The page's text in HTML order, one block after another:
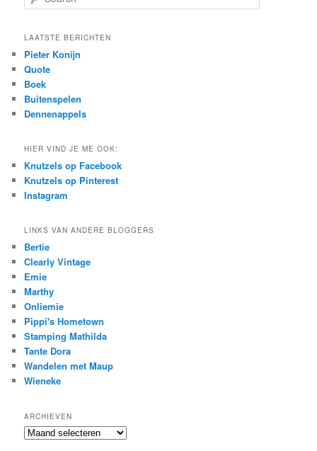
e
r
h
LAATSTE BERICHTEN
Pieter Konijn
Quote
Boek
Buitenspelen
Dennenappels
HIER VIND JE ME OOK:
Knutzels op Facebook
Knutzels op Pinterest
Instagram
LINKS VAN ANDERE BLOGGERS
Bertie
Clearly Vintage
Emie
Marthy
Onliemie
Pippi's Hometown
Stamping Mathilda
Tante Dora
Wandelen met Maup
Wieneke
ARCHIEVEN
Archieven